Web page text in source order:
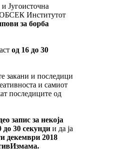
Југоисточна
Институтот
за борба
од 16 до 30
закани и последици
и самиот
последиците од
запис за некоја
30 секунди и да ја
декември 2018